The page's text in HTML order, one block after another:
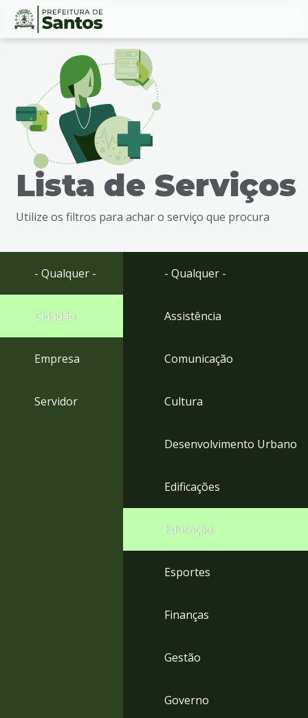
Ir
busca
Ir
rodapé
Conteúdo
Lista de Serviços
Utilize os filtros para achar o serviço que procura
- Qualquer -
Cidadão
Empresa
Servidor
- Qualquer -
Assistência
Comunicação
Cultura
Desenvolvimento Urbano
Edificações
Educação
Esportes
Finanças
Gestão
Governo